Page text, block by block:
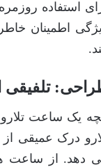
استفاده
اطمینان
تلفیقی
یک ساعت
درک عمیقی
دهد. از ساعت